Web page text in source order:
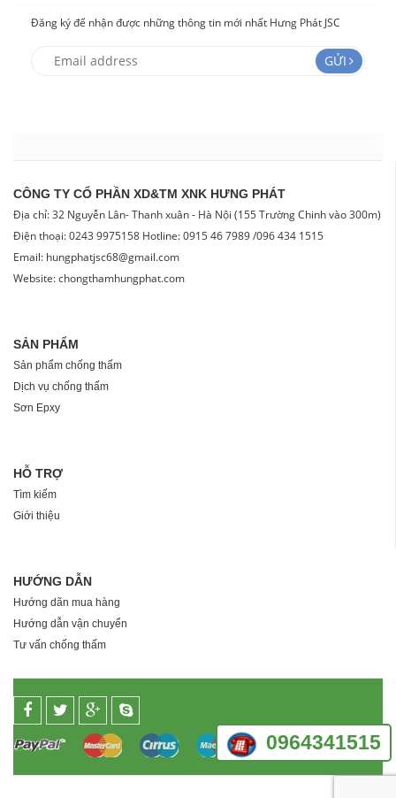
0964341515
Đăng ký để nhận được những thông tin mới nhất Hưng Phát JSC
GỬI
CÔNG TY CỔ PHẦN XD&TM XNK HƯNG PHÁT
Địa chỉ: 32 Nguyễn Lân- Thanh xuân - Hà Nội (155 Trường Chinh vào 300m)
Điện thoại: 0243 9975158 Hotline: 0915 46 7989 /096 434 1515
Email: hungphatjsc68@gmail.com
Website: chongthamhungphat.com
SẢN PHẨM
Sản phẩm chống thấm
Dịch vụ chống thấm
Sơn Epxy
HỖ TRỢ
Tìm kiếm
Giới thiệu
HƯỚNG DẪN
Hướng dãn mua hàng
Hướng dẫn vận chuyển
Tư vấn chống thấm